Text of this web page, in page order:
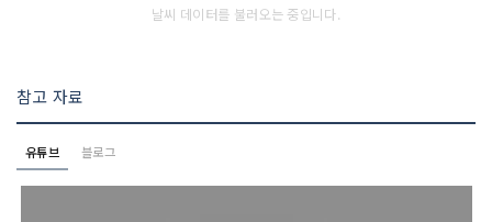
날씨 데이터를 불러오는 중입니다.
참고 자료
유튜브 블로그